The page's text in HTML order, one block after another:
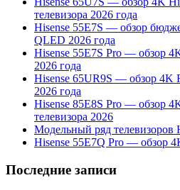
телевизора 2026 года
Hisense 55E7S — обзор
QLED 2026 года
Hisense 55E7S Pro — обзор
2026 года
Hisense 65UR9S — обзор 4K
2026 года
Hisense 85E8S Pro — обзор
телевизора 2026
Модельный ряд телевизоров
Hisense 55E7Q Pro — обзор
Последние записи